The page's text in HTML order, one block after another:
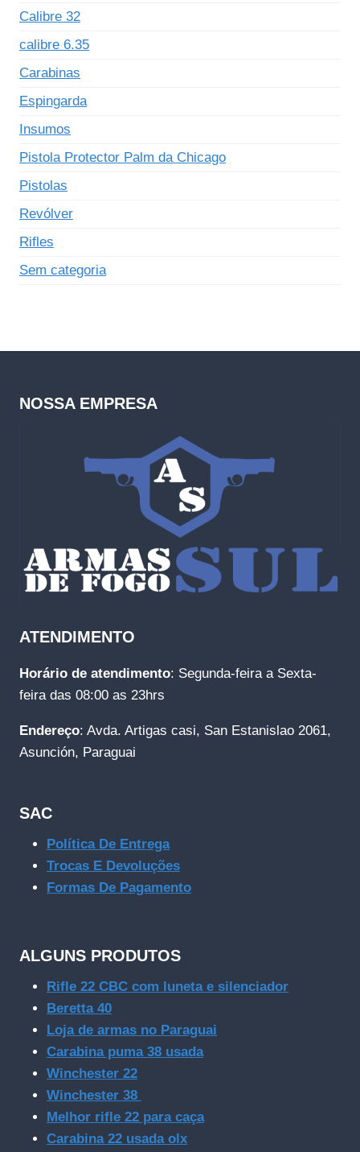
Calibre 32
calibre 6.35
Carabinas
Espingarda
Insumos
Pistola Protector Palm da Chicago
Pistolas
Revólver
Rifles
Sem categoria
NOSSA EMPRESA
ATENDIMENTO
Horário de atendimento: Segunda-feira a Sexta-
feira das 08:00 as 23hrs
Endereço: Avda. Artigas casi, San Estanislao 2061,
Asunción, Paraguai
SAC
Política De Entrega
Trocas E Devoluções
Formas De Pagamento
ALGUNS PRODUTOS
Rifle 22 CBC com luneta e silenciador
Beretta 40
Loja de armas no Paraguai
Carabina puma 38 usada
Winchester 22
Winchester 38
Melhor rifle 22 para caça
Carabina 22 usada olx